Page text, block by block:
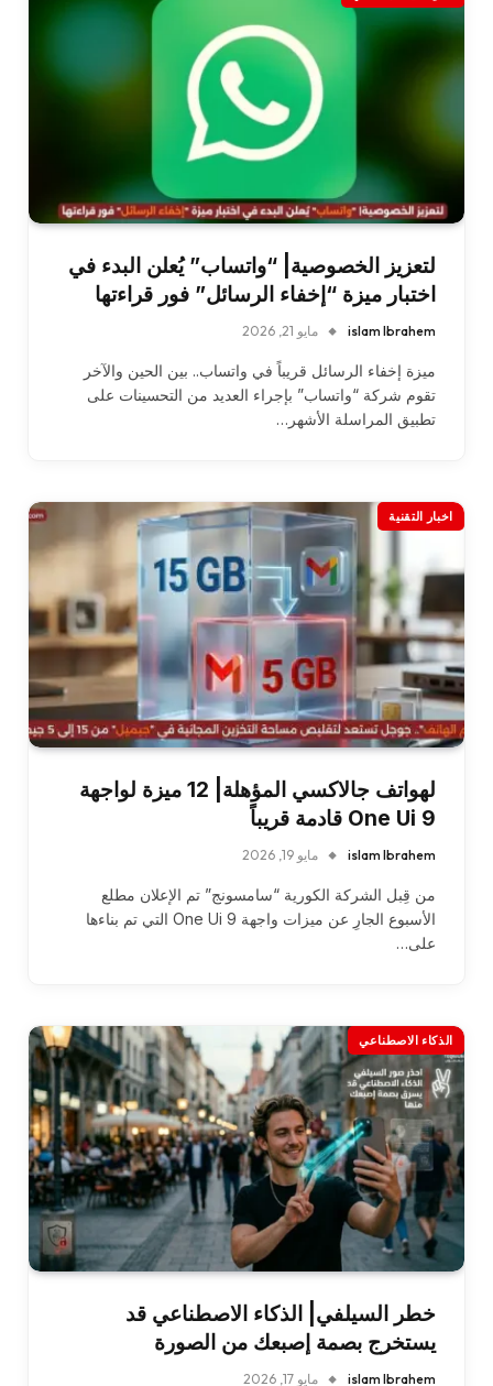
لتعزيز الخصوصية| “واتساب” يُعلن البدء في
اختبار ميزة “إخفاء الرسائل” فور قراءتها
islam Ibrahem مايو 21, 2026
ميزة إخفاء الرسائل قريباً في واتساب.. بين الحين والآخر
تقوم شركة “واتساب” بإجراء العديد من التحسينات على
تطبيق المراسلة الأشهر…
اخبار التقنية
لهواتف جالاكسي المؤهلة| 12 ميزة لواجهة
One Ui 9 قادمة قريباً
islam Ibrahem مايو 19, 2026
من قِبل الشركة الكورية “سامسونج” تم الإعلان مطلع
الأسبوع الجارِ عن ميزات واجهة One Ui 9 التي تم بناءها
على…
الذكاء الاصطناعي
خطر السيلفي| الذكاء الاصطناعي قد
يستخرج بصمة إصبعك من الصورة
islam Ibrahem مايو 17, 2026